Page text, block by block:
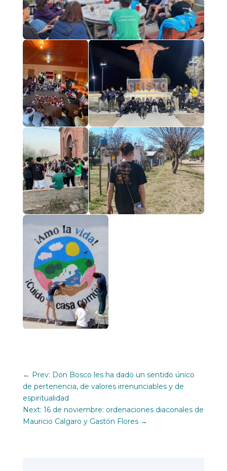
← Prev: Don Bosco les ha dado un sentido único
de pertenencia, de valores irrenunciables y de
espiritualidad
Next: 16 de noviembre: ordenaciones diaconales de
Mauricio Calgaro y Gastón Flores→